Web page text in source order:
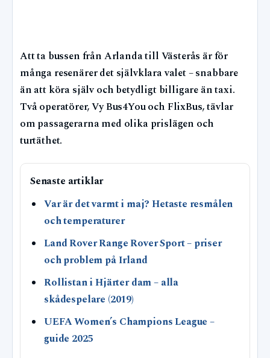
Att ta bussen från Arlanda till Västerås är för
många resenärer det självklara valet – snabbare
än att köra själv och betydligt billigare än taxi.
Två operatörer, Vy Bus4You och FlixBus, tävlar
om passagerarna med olika prislägen och
turtäthet.
Senaste artiklar
Var är det varmt i maj? Hetaste resmålen
och temperaturer
Land Rover Range Rover Sport – priser
och problem på Irland
Rollistan i Hjärter dam – alla
skådespelare (2019)
UEFA Women’s Champions League –
guide 2025